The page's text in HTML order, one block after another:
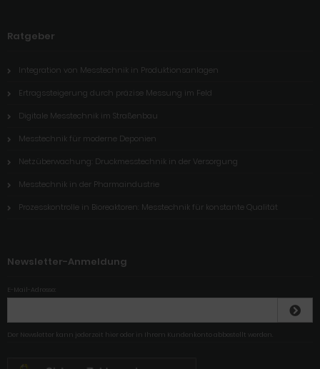
Ratgeber
Integration von Messtechnik in Produktionsanlagen
Ertragssteigerung durch präzise Messung im Feld
Digitale Messtechnik im Straßenbau
Messtechnik für moderne Deponien
Netzüberwachung: Druckmesstechnik in der Versorgung
Messtechnik in der Pharmaindustrie
Prozesskontrolle in Bioreaktoren: Messtechnik für konstante Qualität
Newsletter-Anmeldung
E-Mail-Adresse:
Der Newsletter kann jederzeit hier oder in Ihrem Kundenkonto abbestellt werden.